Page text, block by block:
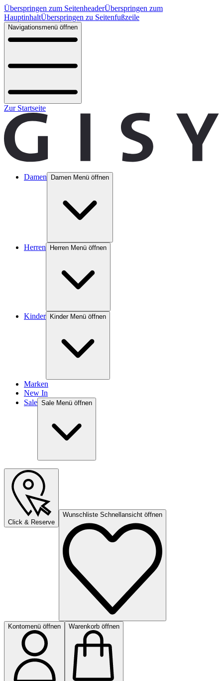
Überspringen zum SeitenheaderÜberspringen zum
HauptinhaltÜberspringen zu Seitenfußzeile
Navigationsmenü öffnen
Zur Startseite
Damen Damen Menü öffnen
Herren Herren Menü öffnen
Kinder Kinder Menü öffnen
Marken
New In
Sale Sale Menü öffnen
Click & Reserve
Wunschliste Schnellansicht öffnen
Kontomenü öffnen Warenkorb öffnen